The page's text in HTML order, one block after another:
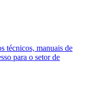
técnicos, manuais de
para o setor de